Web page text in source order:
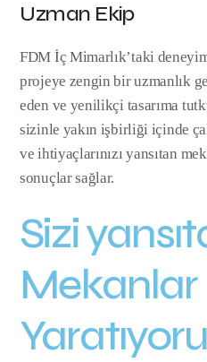
Uzman Ekip
FDM İç Mimarlık’taki
projeye zengin bir uzmanlık
eden ve yenilikçi tasarıma
sizinle yakın işbirliği içinde
ve ihtiyaçlarınızı yansıtan
sonuçlar sağlar.
Sizi
Mekanlar